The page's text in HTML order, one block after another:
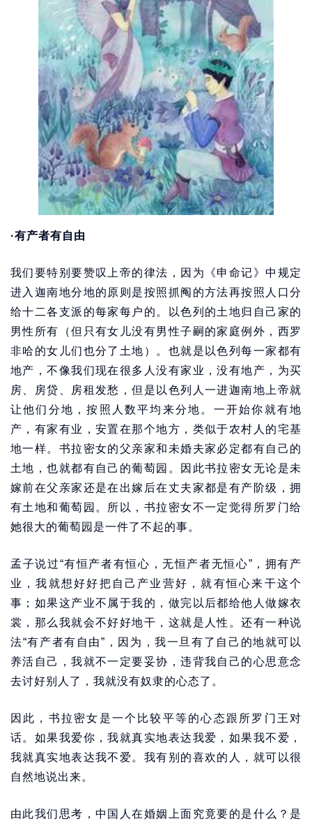
·有产者有自由
我们要特别要赞叹上帝的律法，因为《申命记》中规定
进入迦南地分地的原则是按照抓阄的方法再按照人口分
给十二各支派的每家每户的。以色列的土地归自己家的
男性所有（但只有女儿没有男性子嗣的家庭例外，西罗
非哈的女儿们也分了土地）。也就是以色列每一家都有
地产，不像我们现在很多人没有家业，没有地产，为买
房、房贷、房租发愁，但是以色列人一进迦南地上帝就
让他们分地，按照人数平均来分地。一开始你就有地
产，有家有业，安置在那个地方，类似于农村人的宅基
地一样。书拉密女的父亲家和未婚夫家必定都有自己的
土地，也就都有自己的葡萄园。因此书拉密女无论是未
嫁前在父亲家还是在出嫁后在丈夫家都是有产阶级，拥
有土地和葡萄园。所以，书拉密女不一定觉得所罗门给
她很大的葡萄园是一件了不起的事。
孟子说过“有恒产者有恒心，无恒产者无恒心”，拥有产
业，我就想好好把自己产业营好，就有恒心来干这个
事；如果这产业不属于我的，做完以后都给他人做嫁衣
裳，那么我就会不好好地干，这就是人性。还有一种说
法“有产者有自由”，因为，我一旦有了自己的地就可以
养活自己，我就不一定要妥协，违背我自己的心思意念
去讨好别人了，我就没有奴隶的心态了。
因此，书拉密女是一个比较平等的心态跟所罗门王对
话。如果我爱你，我就真实地表达我爱，如果我不爱，
我就真实地表达我不爱。我有别的喜欢的人，就可以很
自然地说出来。
由此我们思考，中国人在婚姻上面究竟要的是什么？是